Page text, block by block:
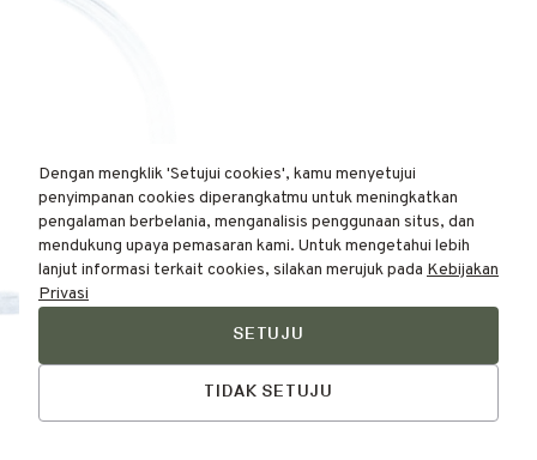
Dengan mengklik 'Setujui cookies', kamu menyetujui
penyimpanan cookies diperangkatmu untuk meningkatkan
pengalaman berbelania, menganalisis penggunaan situs, dan
mendukung upaya pemasaran kami. Untuk mengetahui lebih
lanjut informasi terkait cookies, silakan merujuk pada Kebijakan
Privasi
SETUJU
TIDAK SETUJU
Find Your